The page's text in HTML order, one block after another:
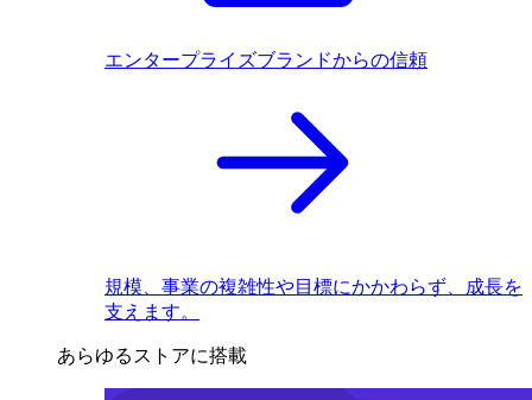
エンタープライズブランドからの信頼
規模、事業の複雑性や目標にかかわらず、成長を
支えます。
あらゆるストアに搭載